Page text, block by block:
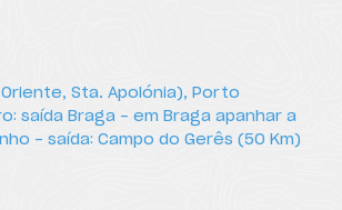
Sta. Apolónia), Porto
saída Braga – em Braga apanhar a
– saída: Campo do Gerês (50 Km)